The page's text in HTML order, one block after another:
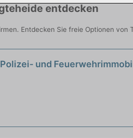
entdecken
Entdecken Sie freie Optionen
und